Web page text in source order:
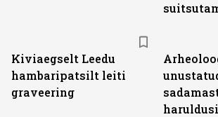
Kiviaegselt Leedu
hambaripatsilt leiti
graveering
haruldusi